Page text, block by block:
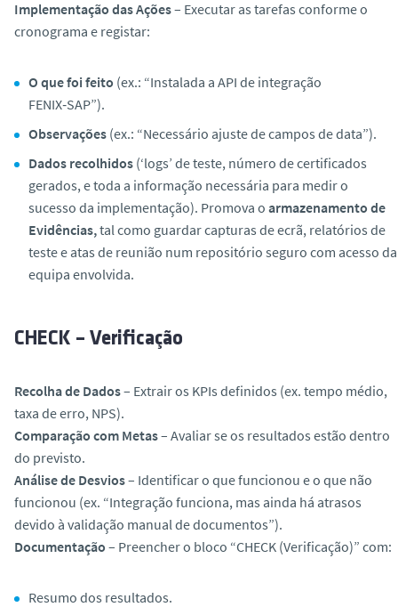
Implementação das Ações– Executar as tarefas conforme o
cronograma e registar:
O que foi feito (ex.: “Instalada a API de integração
FENIX‑SAP”).
Observações (ex.: “Necessário ajuste de campos de data”).
Dados recolhidos (‘logs’ de teste, número de certificados
gerados, e toda a informação necessária para medir o
sucesso da implementação). Promova o armazenamento de
Evidências,tal como guardar capturas de ecrã, relatórios de
teste e atas de reunião num repositório seguro com acesso da
equipa envolvida.
CHECK – Verificação
Recolha de Dados– Extrair os KPIs definidos (ex. tempo médio,
taxa de erro, NPS).
Comparação com Metas– Avaliar se os resultados estão dentro
do previsto.
Análise de Desvios– Identificar o que funcionou e o que não
funcionou (ex. “Integração funciona, mas ainda há atrasos
devido à validação manual de documentos”).
Documentação – Preencher o bloco “CHECK (Verificação)” com:
Resumo dos resultados.